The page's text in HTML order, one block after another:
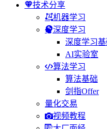
技术分享
机器学习
深度学习
深度学习基
AI实验室
算法学习
算法基础
剑指Offer
量化交易
视频教程